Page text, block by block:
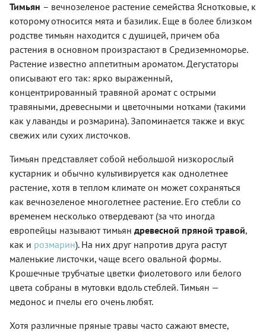
Тимьян – вечнозеленое растение семейства Яснотковые, к
которому относится мята и базилик. Еще в более близком
родстве тимьян находится с душицей, причем оба
растения в основном произрастают в Средиземноморье.
Растение известно аппетитным ароматом. Дегустаторы
описывают его так: ярко выраженный,
концентрированный травяной аромат с острыми
травяными, древесными и цветочными нотками (такими
как у лаванды и розмарина). Запоминается также и вкус
свежих или сухих листочков.
Тимьян представляет собой небольшой низкорослый
кустарник и обычно культивируется как однолетнее
растение, хотя в теплом климате он может сохраняться
как вечнозеленое многолетнее растение. Его стебли со
временем несколько отвердевают (за что иногда
европейцы называют тимьян древесной пряной травой,
как и розмарин). На них друг напротив друга растут
маленькие листочки, чаще всего овальной формы.
Крошечные трубчатые цветки фиолетового или белого
цвета собраны в мутовки вдоль стеблей. Тимьян —
медонос и пчелы его очень любят.
Хотя различные пряные травы часто сажают вместе,